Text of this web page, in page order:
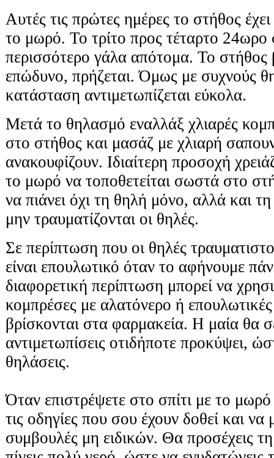
Αυτές τις πρώτες ημέρες το στήθος
το μωρό. Το τρίτο προς τέταρτο 24ωρο
περισσότερο γάλα απότομα. Το στήθος
επώδυνο, πρήζεται. Όμως με συχνούς
κατάσταση αντιμετωπίζεται εύκολα.
Μετά το θηλασμό εναλλάξ χλιαρές
στο στήθος και μασάζ με χλιαρή
ανακουφίζουν. Ιδιαίτερη προσοχή
το μωρό να τοποθετείται σωστά στο
να πιάνει όχι τη θηλή μόνο, αλλά και
μην τραυματίζονται οι θηλές.
Σε περίπτωση που οι θηλές
είναι επουλωτικό όταν το αφήνουμε
διαφορετική περίπτωση μπορεί να
κομπρέσες με αλατόνερο ή
βρίσκονται στα φαρμακεία. Η μαία θα
αντιμετωπίσεις οτιδήποτε προκύψει,
θηλάσεις.
Όταν επιστρέψετε στο σπίτι με το
τις οδηγίες που σου έχουν δοθεί και
συμβουλές μη ειδικών. Θα προσέχεις